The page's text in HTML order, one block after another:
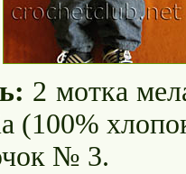
2 мотка
(100%
№ 3.